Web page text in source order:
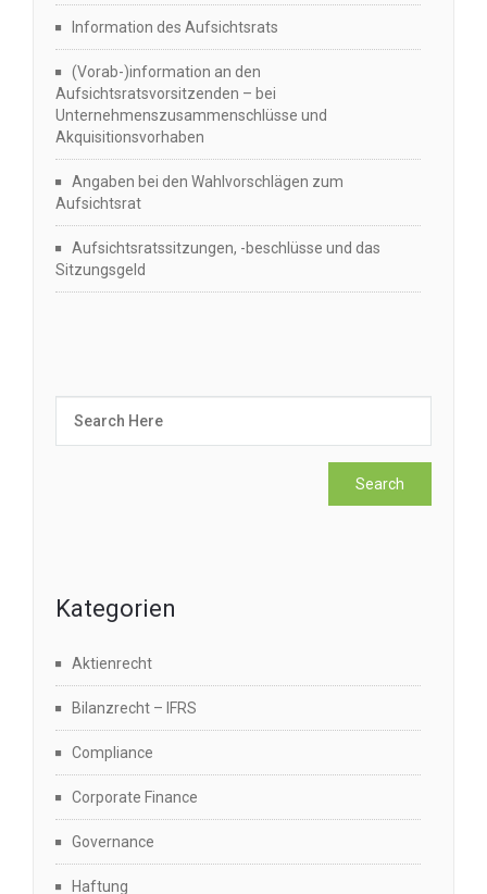
Information des Aufsichtsrats
(Vorab-)information an den
Aufsichtsratsvorsitzenden – bei
Unternehmenszusammenschlüsse und
Akquisitionsvorhaben
Angaben bei den Wahlvorschlägen zum
Aufsichtsrat
Aufsichtsratssitzungen, -beschlüsse und das
Sitzungsgeld
Kategorien
Aktienrecht
Bilanzrecht – IFRS
Compliance
Corporate Finance
Governance
Haftung